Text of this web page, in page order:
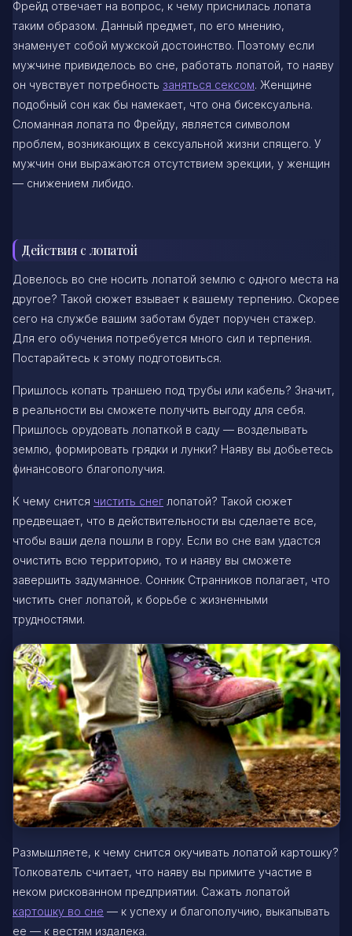
Фрейд отвечает на вопрос, к чему приснилась лопата
таким образом. Данный предмет, по его мнению,
знаменует собой мужской достоинство. Поэтому если
мужчине привиделось во сне, работать лопатой, то наяву
он чувствует потребность заняться сексом. Женщине
подобный сон как бы намекает, что она бисексуальна.
Сломанная лопата по Фрейду, является символом
проблем, возникающих в сексуальной жизни спящего. У
мужчин они выражаются отсутствием эрекции, у женщин
— снижением либидо.
Действия с лопатой
Довелось во сне носить лопатой землю с одного места на
другое? Такой сюжет взывает к вашему терпению. Скорее
сего на службе вашим заботам будет поручен стажер.
Для его обучения потребуется много сил и терпения.
Постарайтесь к этому подготовиться.
Пришлось копать траншею под трубы или кабель? Значит,
в реальности вы сможете получить выгоду для себя.
Пришлось орудовать лопаткой в саду — возделывать
землю, формировать грядки и лунки? Наяву вы добьетесь
финансового благополучия.
К чему снится чистить снег лопатой? Такой сюжет
предвещает, что в действительности вы сделаете все,
чтобы ваши дела пошли в гору. Если во сне вам удастся
очистить всю территорию, то и наяву вы сможете
завершить задуманное. Сонник Странников полагает, что
чистить снег лопатой, к борьбе с жизненными
трудностями.
Размышляете, к чему снится окучивать лопатой картошку?
Толкователь считает, что наяву вы примите участие в
неком рискованном предприятии. Сажать лопатой
картошку во сне — к успеху и благополучию, выкапывать
ее — к вестям издалека.